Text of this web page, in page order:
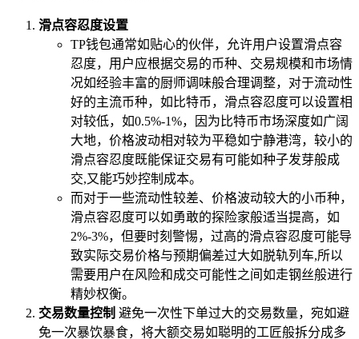
滑点容忍度设置
TP钱包通常如贴心的伙伴，允许用户设置滑点容
忍度，用户应根据交易的币种、交易规模和市场情
况如经验丰富的厨师调味般合理调整，对于流动性
好的主流币种，如比特币，滑点容忍度可以设置相
对较低，如0.5%-1%，因为比特币市场深度如广阔
大地，价格波动相对较为平稳如宁静港湾，较小的
滑点容忍度既能保证交易有可能如种子发芽般成
交,又能巧妙控制成本。
而对于一些流动性较差、价格波动较大的小币种，
滑点容忍度可以如勇敢的探险家般适当提高，如
2%-3%，但要时刻警惕，过高的滑点容忍度可能导
致实际交易价格与预期偏差过大如脱轨列车,所以
需要用户在风险和成交可能性之间如走钢丝般进行
精妙权衡。
交易数量控制 避免一次性下单过大的交易数量，宛如避
免一次暴饮暴食，将大额交易如聪明的工匠般拆分成多